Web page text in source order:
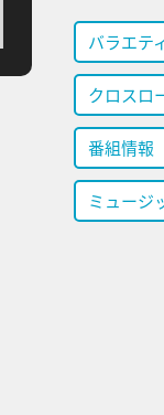
バラエテ
クロスロ
番組情報
ミュージ